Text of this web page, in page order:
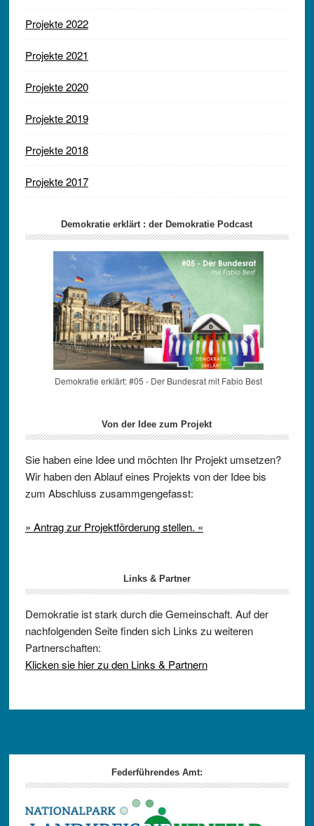
Projekte 2022
Projekte 2021
Projekte 2020
Projekte 2019
Projekte 2018
Projekte 2017
Demokratie erklärt : der Demokratie Podcast
Demokratie erklärt: #05 - Der Bundesrat mit Fabio Best
Von der Idee zum Projekt
Sie haben eine Idee und möchten Ihr Projekt umsetzen?
Wir haben den Ablauf eines Projekts von der Idee bis
zum Abschluss zusammgengefasst:
» Antrag zur Projektförderung stellen. «
Links & Partner
Demokratie ist stark durch die Gemeinschaft. Auf der
nachfolgenden Seite finden sich Links zu weiteren
Partnerschaften:
Klicken sie hier zu den Links & Partnern
Footer Federführendes Amt: